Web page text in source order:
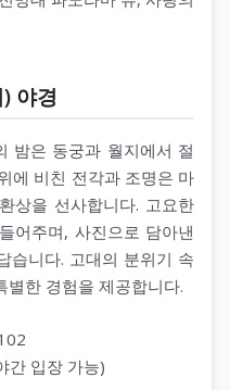
야경
밤은 동궁과 월지에서 절
에 비친 전각과 조명은 마
상을 선사합니다. 고요한
어주며, 사진으로 담아낸
습니다. 고대의 분위기 속
별한 경험을 제공합니다.
간 입장 가능)